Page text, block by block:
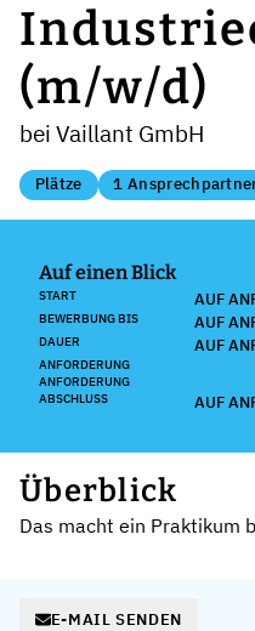
(m/w/d)
bei Vaillant GmbH
Plätze 1
Auf einen Blick
START AUF
BEWERBUNG BIS AUF
DAUER AUF
ANFORDERUNG
ANFORDERUNG
ABSCHLUSS
AUF
Überblick
Das macht ein Praktikum
E-MAIL SENDEN